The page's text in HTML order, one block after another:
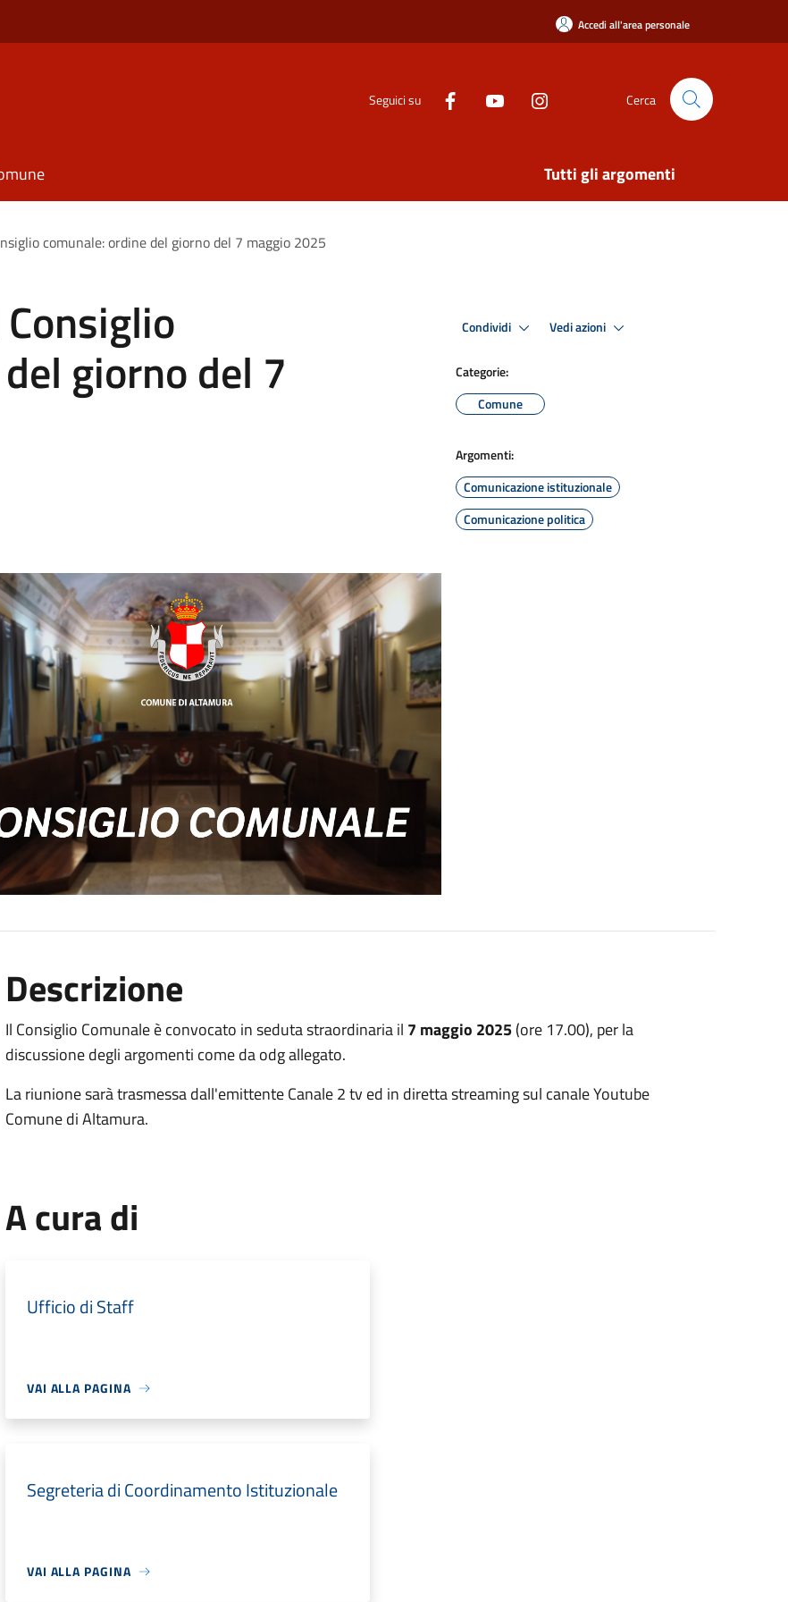
Accedi all'area personale
Seguici su Cerca
Tutti gli argomenti
comunale: ordine del giorno del 7 maggio 2025
giorno del 7
Condividi Vedi azioni
Categorie:
Comune
Argomenti:
Comunicazione istituzionale
Comunicazione politica
Descrizione
Il Consiglio Comunale è convocato in seduta straordinaria il 7 maggio 2025(ore 17.00), per la
discussione degli argomenti come da odg allegato.
La riunione sarà trasmessa dall'emittente Canale 2 tv ed in diretta streaming sul canale Youtube
Comune di Altamura.
A cura di
Ufficio di Staff
VAI ALLA PAGINA
Segreteria di Coordinamento Istituzionale
VAI ALLA PAGINA